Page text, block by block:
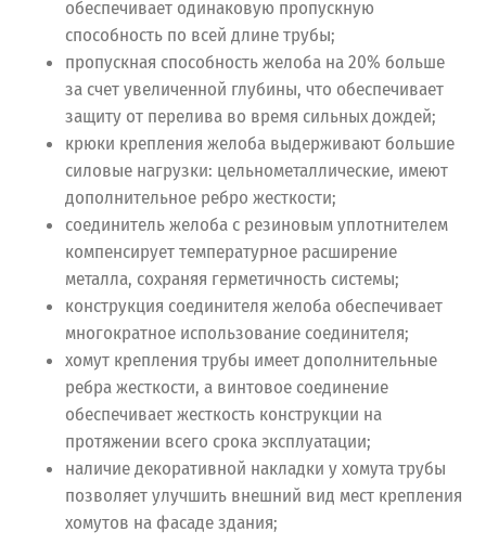
обеспечивает одинаковую пропускную
способность по всей длине трубы;
пропускная способность желоба на 20% больше
за счет увеличенной глубины, что обеспечивает
защиту от перелива во время сильных дождей;
крюки крепления желоба выдерживают большие
силовые нагрузки: цельнометаллические, имеют
дополнительное ребро жесткости;
соединитель желоба с резиновым уплотнителем
компенсирует температурное расширение
металла, сохраняя герметичность системы;
конструкция соединителя желоба обеспечивает
многократное использование соединителя;
хомут крепления трубы имеет дополнительные
ребра жесткости, а винтовое соединение
обеспечивает жесткость конструкции на
протяжении всего срока эксплуатации;
наличие декоративной накладки у хомута трубы
позволяет улучшить внешний вид мест крепления
хомутов на фасаде здания;